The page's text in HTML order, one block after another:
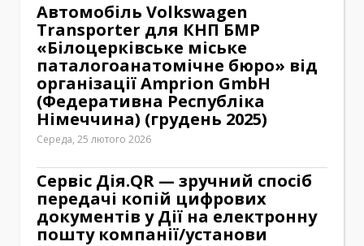
Автомобіль Volkswagen
Transporter для КНП БМР
«Білоцерківське міське
паталогоанатомічне бюро» від
організації Amprion GmbH
(Федеративна Республіка
Німеччина) (грудень 2025)
Середа, 25 лютого 2026
Сервіс Дія.QR — зручний спосіб
передачі копій цифрових
документів у Дії на електронну
пошту компанії/установи